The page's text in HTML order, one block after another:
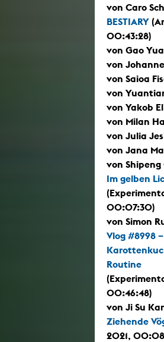
von Caro
BESTIARY
00:43:28)
von Gao
von
von Saioa
von
von Yakob
von Milan
von Julia
von Jana
von
Im gelben
00:07:30)
von Simon
Vlog #8998
Routine
00:46:48)
von Ji Su
Ziehende
2021,